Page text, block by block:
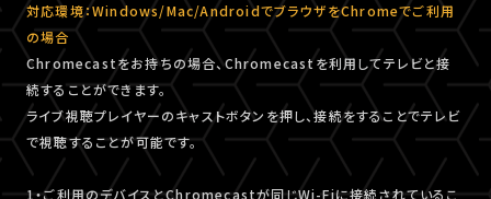
対応環境：Windows/Mac/AndroidでブラウザをChromeでご利用
の場合
Chromecastをお持ちの場合、Chromecastを利用してテレビと接
続することができます。
ライブ視聴プレイヤーのキャストボタンを押し、接続をすることでテレビ
で視聴することが可能です。
1・ご利用のデバイスとChromecastが同じWi-Fiに接続されているこ